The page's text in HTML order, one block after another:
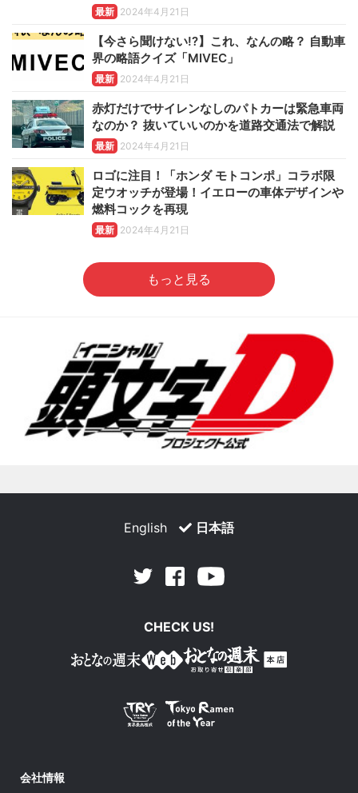
最新 2024年4月21日
【今さら聞けない!?】これ、なんの略？ 自動車
界の略語クイズ「MIVEC」
最新 2024年4月21日
赤灯だけでサイレンなしのパトカーは緊急車両
なのか？ 抜いていいのかを道路交通法で解説
最新 2024年4月21日
ロゴに注目！「ホンダ モトコンポ」コラボ限
定ウオッチが登場！イエローの車体デザインや
燃料コックを再現
最新 2024年4月21日
もっと見る
English 日本語
Twitter Facebook
CHECK US!
会社情報